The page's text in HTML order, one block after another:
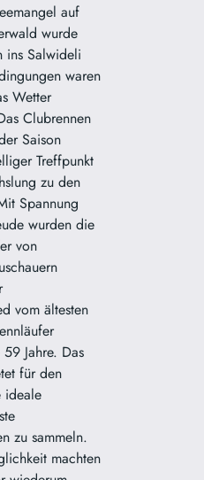
auf
wurde
ins Salwideli
waren
Wetter
Clubrennen
Saison
Treffpunkt
zu den
Spannung
wurden die
von
vom ältesten
Jahre. Das
für den
ideale
zu sammeln.
machten